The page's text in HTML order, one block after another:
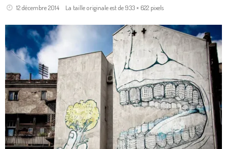
12 décembre 2014 La taille originale est de933 × 622pixels